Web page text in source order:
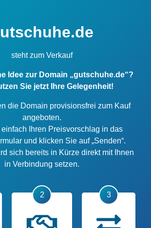
steht zum Verkauf
Idee zur Domain „gutschuhe.de“?
Sie jetzt Ihre Gelegenheit!
die Domain provisionsfrei zum Kauf
angeboten.
Ihren Preisvorschlag in das
und klicken Sie auf „Senden“.
sich bereits in Kürze direkt mit Ihnen
in Verbindung setzen.